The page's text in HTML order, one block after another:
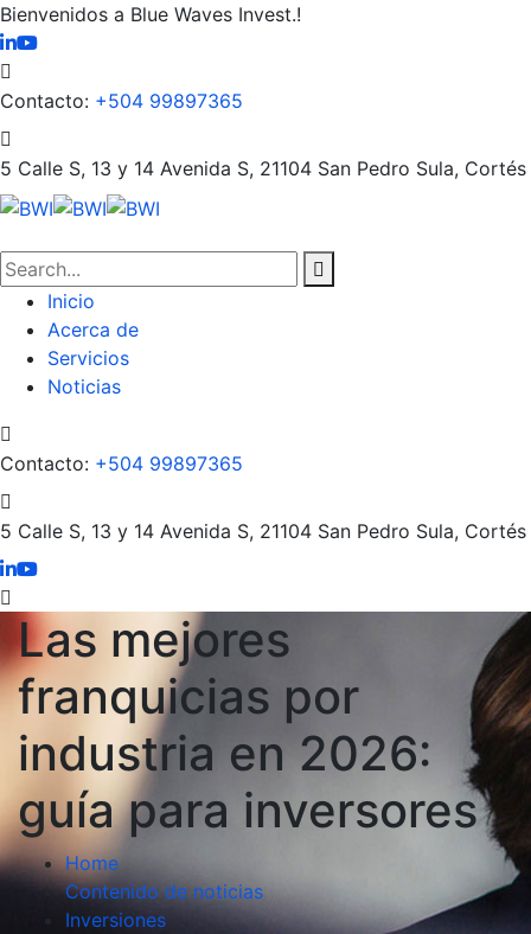
Bienvenidos a Blue Waves Invest.!
Contacto: +504 99897365
5 Calle S, 13 y 14 Avenida S, 21104 San Pedro Sula, Cortés
Inicio
Acerca de
Servicios
Noticias
Contacto: +504 99897365
5 Calle S, 13 y 14 Avenida S, 21104 San Pedro Sula, Cortés
Las mejores
franquicias por
industria en 2026:
guía para inversores
Home
Contenido de noticias
Inversiones